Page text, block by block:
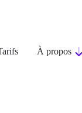
À propos